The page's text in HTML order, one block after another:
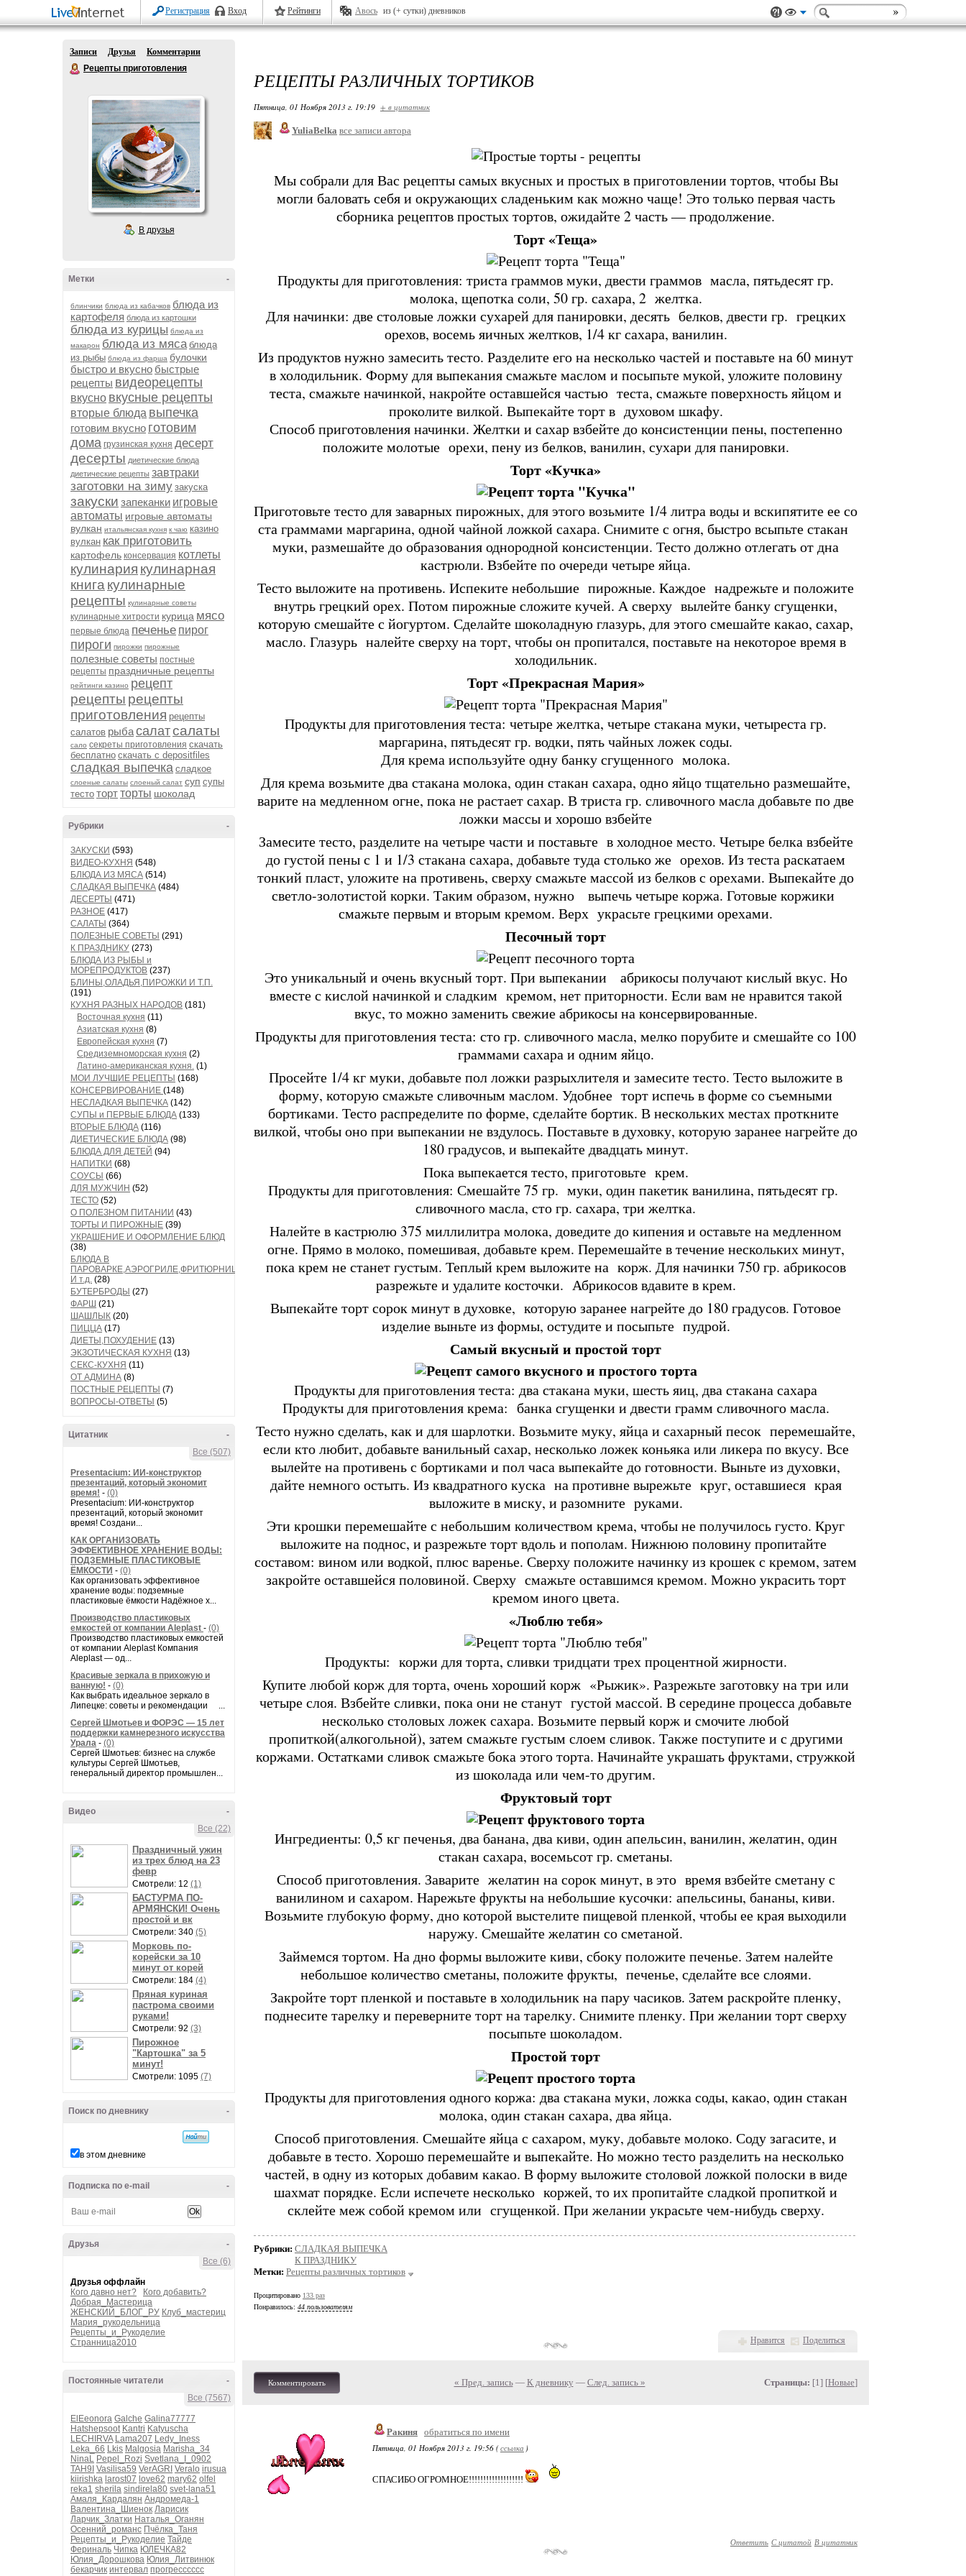
Регистрация Вход Рейтинги Авось из (+ сутки) дневников
Записи Друзья
Комментарии
Рецепты приготовления
В друзья
-
Метки
блинчики блюда из кабачков блюда из
картофеля блюда из картошки
блюда из курицы блюда из
макарон блюда из мяса блюда
из рыбы блюда из фарша булочки
быстро и вкусно быстрые
рецепты видеорецепты
вкусно вкусные рецепты
вторые блюда выпечка
готовим вкусно готовим
дома грузинская кухня десерт
десерты диетические блюда
диетические рецепты завтраки
заготовки на зиму закуска
закуски запеканки игровые
автоматы игровые автоматы
вулкан итальянская кухня к чаю казино
вулкан как приготовить
картофель консервация котлеты
кулинария кулинарная
книга кулинарные
рецепты кулинарные советы
кулинарные хитрости курица мясо
первые блюда печенье пирог
пироги пирожки пирожные
полезные советы постные
рецепты праздничные рецепты
рейтинги казино рецепт
рецепты рецепты
приготовления рецепты
салатов рыбасалатсалаты
сало секреты приготовления скачать
бесплатно скачать с depositfiles
сладкая выпечка сладкое
слоеные салаты слоеный салат суп супы
тесто тортторты шоколад
-
Рубрики
ЗАКУСКИ (593)
ВИДЕО-КУХНЯ (548)
БЛЮДА ИЗ МЯСА (514)
СЛАДКАЯ ВЫПЕЧКА (484)
ДЕСЕРТЫ (471)
РАЗНОЕ (417)
САЛАТЫ (364)
ПОЛЕЗНЫЕ СОВЕТЫ (291)
К ПРАЗДНИКУ (273)
БЛЮДА ИЗ РЫБЫ и
МОРЕПРОДУКТОВ (237)
БЛИНЫ,ОЛАДЬЯ,ПИРОЖКИ И Т.П.
(191)
КУХНЯ РАЗНЫХ НАРОДОВ (181)
Восточная кухня (11)
Азиатская кухня (8)
Европейская кухня (7)
Средиземноморская кухня (2)
Латино-американская кухня. (1)
МОИ ЛУЧШИЕ РЕЦЕПТЫ (168)
КОНСЕРВИРОВАНИЕ (148)
НЕСЛАДКАЯ ВЫПЕЧКА (142)
СУПЫ и ПЕРВЫЕ БЛЮДА (133)
ВТОРЫЕ БЛЮДА (116)
ДИЕТИЧЕСКИЕ БЛЮДА (98)
БЛЮДА ДЛЯ ДЕТЕЙ (94)
НАПИТКИ (68)
СОУСЫ (66)
ДЛЯ МУЖЧИН (52)
ТЕСТО (52)
О ПОЛЕЗНОМ ПИТАНИИ (43)
ТОРТЫ И ПИРОЖНЫЕ (39)
УКРАШЕНИЕ И ОФОРМЛЕНИЕ БЛЮД
(38)
БЛЮДА В
ПАРОВАРКЕ,АЭРОГРИЛЕ,ФРИТЮРНИЦЕ
И т.д. (28)
БУТЕРБРОДЫ (27)
ФАРШ (21)
ШАШЛЫК (20)
ПИЦЦА (17)
ДИЕТЫ,ПОХУДЕНИЕ (13)
ЭКЗОТИЧЕСКАЯ КУХНЯ (13)
СЕКС-КУХНЯ (11)
ОТ АДМИНА (8)
ПОСТНЫЕ РЕЦЕПТЫ (7)
ВОПРОСЫ-ОТВЕТЫ (5)
-
Цитатник
Все (507)
Presentacium: ИИ‑конструктор
презентаций, который экономит
время! - (0)
Presentacium: ИИ‑конструктор
презентаций, который экономит
время! Создани...
КАК ОРГАНИЗОВАТЬ
ЭФФЕКТИВНОЕ ХРАНЕНИЕ ВОДЫ:
ПОДЗЕМНЫЕ ПЛАСТИКОВЫЕ
ЁМКОСТИ - (0)
Как организовать эффективное
хранение воды: подземные
пластиковые ёмкости Надёжное х...
Производство пластиковых
емкостей от компании Aleplast - (0)
Производство пластиковых емкостей
от компании Aleplast Компания
Aleplast — од...
Красивые зеркала в прихожую и
ванную! - (0)
Как выбрать идеальное зеркало в
Липецке: советы и рекомендации ...
Сергей Шмотьев и ФОРЭС — 15 лет
поддержки камнерезного искусства
Урала - (0)
Сергей Шмотьев: бизнес на службе
культуры Сергей Шмотьев,
генеральный директор промышлен...
-
Видео
Все (22)
Праздничный ужин
из трех блюд на 23
февр
Смотрели: 12 (1)
БАСТУРМА ПО-
АРМЯНСКИ! Очень
простой и вк
Смотрели: 340 (5)
Морковь по-
корейски за 10
минут от корей
Смотрели: 184 (4)
Пряная куриная
пастрома своими
руками!
Смотрели: 92 (3)
Пирожное
"Картошка" за 5
минут!
Смотрели: 1095 (7)
-
Поиск по дневнику
в этом дневнике
-
Подписка по e-mail
-
Друзья
Все (6)
Друзья оффлайн
Кого давно нет?
Кого добавить?
Добрая_Мастерица
ЖЕНСКИЙ_БЛОГ_РУ Клуб_мастериц
Мария_рукодельница
Рецепты_и_Рукоделие
Странница2010
-
Постоянные читатели
Все (7567)
ElEeonora Galche Galina77777
Hatshepsoot Kantri Katyuscha
LECHIRVA Lama207 Ledy_Iness
Leka_66 Lkis Malgosia Marisha_34
NinaL Pepel_Rozi Svetlana_I_0902
TAH9I Vasilisa59 VerAGRI Veralo irusua
kiirishka larost07 love62 mary62 olfel
reka1 sherila sindirela80 svet-lana51
Амаля_Кардалян Андромеда-1
Валентина_Шиенок Ларисик
Ларчик_Златки Наталья_Оганян
Осенний_романс Пчёлка_Таня
Рецепты_и_Рукоделие Тайде
Фериналь Чипка ЮЛЕЧКА82
Юлия_Дорошкова Юлия_Литвинюк
бекарчик интервал прогресссссс
РЕЦЕПТЫ РАЗЛИЧНЫХ ТОРТИКОВ
Пятница, 01 Ноября 2013 г. 19:19 + в цитатник
YuliaBelka все записи автора
Мы собрали для Вас рецепты самых вкусных и простых в приготовлении тортов, чтобы Вы
могли баловать себя и окружающих сладеньким как можно чаще! Это только первая часть
сборника рецептов простых тортов, ожидайте 2 часть — продолжение.
Торт «Теща»
Продукты для приготовления: триста граммов муки, двести граммов масла, пятьдесят гр.
молока, щепотка соли, 50 гр. сахара, 2 желтка.
Для начинки: две столовые ложки сухарей для панировки, десять белков, двести гр. грецких
орехов, восемь яичных желтков, 1/4 кг сахара, ванилин.
Из продуктов нужно замесить тесто. Разделите его на несколько частей и поставьте на 60 минут
в холодильник. Форму для выпекания смажьте маслом и посыпьте мукой, уложите половину
теста, смажьте начинкой, накройте оставшейся частью теста, смажьте поверхность яйцом и
проколите вилкой. Выпекайте торт в духовом шкафу.
Способ приготовления начинки. Желтки и сахар взбейте до консистенции пены, постепенно
положите молотые орехи, пену из белков, ванилин, сухари для панировки.
Торт «Кучка»
Приготовьте тесто для заварных пирожных, для этого возьмите 1/4 литра воды и вскипятите ее со
ста граммами маргарина, одной чайной ложкой сахара. Снимите с огня, быстро всыпьте стакан
муки, размешайте до образования однородной консистенции. Тесто должно отлегать от дна
кастрюли. Взбейте по очереди четыре яйца.
Тесто выложите на противень. Испеките небольшие пирожные. Каждое надрежьте и положите
внутрь грецкий орех. Потом пирожные сложите кучей. А сверху вылейте банку сгущенки,
которую смешайте с йогуртом. Сделайте шоколадную глазурь, для этого смешайте какао, сахар,
масло. Глазурь налейте сверху на торт, чтобы он пропитался, поставьте на некоторое время в
холодильник.
Торт «Прекрасная Мария»
Продукты для приготовления теста: четыре желтка, четыре стакана муки, четыреста гр.
маргарина, пятьдесят гр. водки, пять чайных ложек соды.
Для крема используйте одну банку сгущенного молока.
Для крема возьмите два стакана молока, один стакан сахара, одно яйцо тщательно размешайте,
варите на медленном огне, пока не растает сахар. В триста гр. сливочного масла добавьте по две
ложки массы и хорошо взбейте
Замесите тесто, разделите на четыре части и поставьте в холодное место. Четыре белка взбейте
до густой пены с 1 и 1/3 стакана сахара, добавьте туда столько же орехов. Из теста раскатаем
тонкий пласт, уложите на противень, сверху смажьте массой из белков с орехами. Выпекайте до
светло-золотистой корки. Таким образом, нужно выпечь четыре коржа. Готовые коржики
смажьте первым и вторым кремом. Верх украсьте грецкими орехами.
Песочный торт
Это уникальный и очень вкусный торт. При выпекании абрикосы получают кислый вкус. Но
вместе с кислой начинкой и сладким кремом, нет приторности. Если вам не нравится такой
вкус, то можно заменить свежие абрикосы на консервированные.
Продукты для приготовления теста: сто гр. сливочного масла, мелко порубите и смешайте со 100
граммами сахара и одним яйцо.
Просейте 1/4 кг муки, добавьте пол ложки разрыхлителя и замесите тесто. Тесто выложите в
форму, которую смажьте сливочным маслом. Удобнее торт испечь в форме со съемными
бортиками. Тесто распределите по форме, сделайте бортик. В нескольких местах проткните
вилкой, чтобы оно при выпекании не вздулось. Поставьте в духовку, которую заранее нагрейте до
180 градусов, и выпекайте двадцать минут.
Пока выпекается тесто, приготовьте крем.
Продукты для приготовления: Смешайте 75 гр. муки, один пакетик ванилина, пятьдесят гр.
сливочного масла, сто гр. сахара, три желтка.
Налейте в кастрюлю 375 миллилитра молока, доведите до кипения и оставьте на медленном
огне. Прямо в молоко, помешивая, добавьте крем. Перемешайте в течение нескольких минут,
пока крем не станет густым. Теплый крем выложите на корж. Для начинки 750 гр. абрикосов
разрежьте и удалите косточки. Абрикосов вдавите в крем.
Выпекайте торт сорок минут в духовке, которую заранее нагрейте до 180 градусов. Готовое
изделие выньте из формы, остудите и посыпьте пудрой.
Самый вкусный и простой торт
Продукты для приготовления теста: два стакана муки, шесть яиц, два стакана сахара
Продукты для приготовления крема: банка сгущенки и двести грамм сливочного масла.
Тесто нужно сделать, как и для шарлотки. Возьмите муку, яйца и сахарный песок перемешайте,
если кто любит, добавьте ванильный сахар, несколько ложек коньяка или ликера по вкусу. Все
вылейте на противень с бортиками и пол часа выпекайте до готовности. Выньте из духовки,
дайте немного остыть. Из квадратного куска на противне вырежьте круг, оставшиеся края
выложите в миску, и разомните руками.
Эти крошки перемешайте с небольшим количеством крема, чтобы не получилось густо. Круг
выложите на поднос, и разрежьте торт вдоль и пополам. Нижнюю половину пропитайте
составом: вином или водкой, плюс варенье. Сверху положите начинку из крошек с кремом, затем
закройте оставшейся половиной. Сверху смажьте оставшимся кремом. Можно украсить торт
кремом иного цвета.
«Люблю тебя»
Продукты: коржи для торта, сливки тридцати трех процентной жирности.
Купите любой корж для торта, очень хороший корж «Рыжик». Разрежьте заготовку на три или
четыре слоя. Взбейте сливки, пока они не станут густой массой. В середине процесса добавьте
несколько столовых ложек сахара. Возьмите первый корж и смочите любой
пропиткой(алкогольной), затем смажьте густым слоем сливок. Также поступите и с другими
коржами. Остатками сливок смажьте бока этого торта. Начинайте украшать фруктами, стружкой
из шоколада или чем-то другим.
Фруктовый торт
Ингредиенты: 0,5 кг печенья, два банана, два киви, один апельсин, ванилин, желатин, один
стакан сахара, восемьсот гр. сметаны.
Способ приготовления. Заварите желатин на сорок минут, в это время взбейте сметану с
ванилином и сахаром. Нарежьте фрукты на небольшие кусочки: апельсины, бананы, киви.
Возьмите глубокую форму, дно которой выстелите пищевой пленкой, чтобы ее края выходили
наружу. Смешайте желатин со сметаной.
Займемся тортом. На дно формы выложите киви, сбоку положите печенье. Затем налейте
небольшое количество сметаны, положите фрукты, печенье, сделайте все слоями.
Закройте торт пленкой и поставьте в холодильник на пару часиков. Затем раскройте пленку,
поднесите тарелку и переверните торт на тарелку. Снимите пленку. При желании торт сверху
посыпьте шоколадом.
Простой торт
Продукты для приготовления одного коржа: два стакана муки, ложка соды, какао, один стакан
молока, один стакан сахара, два яйца.
Способ приготовления. Смешайте яйца с сахаром, муку, добавьте молоко. Соду загасите, и
добавьте в тесто. Хорошо перемешайте и выпекайте. Но можно тесто разделить на несколько
частей, в одну из которых добавим какао. В форму выложите столовой ложкой полоски в виде
шахмат порядке. Если испечете несколько коржей, то их пропитайте сладкой пропиткой и
склейте меж собой кремом или сгущенкой. При желании украсьте чем-нибудь сверху.
Рубрики: СЛАДКАЯ ВЫПЕЧКА
К ПРАЗДНИКУ
Метки: Рецепты различных тортиков
Процитировано 133 раз
Понравилось: 44 пользователям
Нравится Поделиться
Комментировать « Пред. запись— К дневнику — След. запись » Страницы: [1] [Новые]
Ракиня обратиться по имени
Пятница, 01 Ноября 2013 г. 19:56 (ссылка )
СПАСИБО ОГРОМНОЕ!!!!!!!!!!!!!!!!!!!
Ответить С цитатой В цитатник